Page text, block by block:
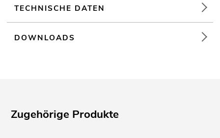
TECHNISCHE DATEN
DOWNLOADS
Zugehörige Produkte